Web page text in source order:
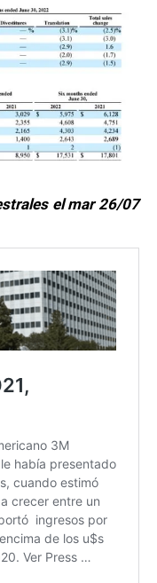
el mar 26/07